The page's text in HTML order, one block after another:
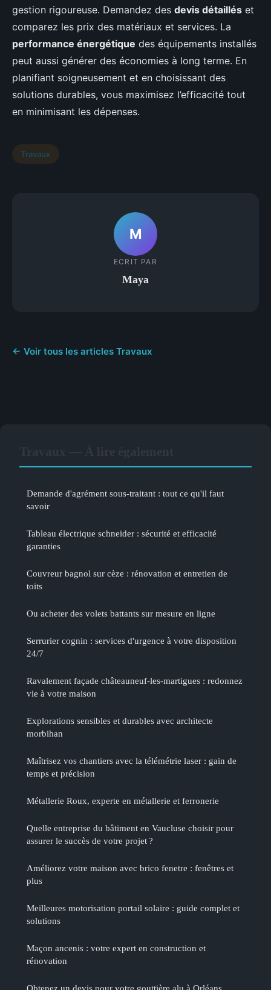
gestion rigoureuse. Demandez des devis détaillés et
comparez les prix des matériaux et services. La
performance énergétique des équipements installés
peut aussi générer des économies à long terme. En
planifiant soigneusement et en choisissant des
solutions durables, vous maximisez l’efficacité tout
en minimisant les dépenses.
Travaux
M
ECRIT PAR
Maya
← Voir tous les articles Travaux
Demande d'agrément sous-traitant : tout ce qu'il faut
savoir
Tableau électrique schneider : sécurité et efficacité
garanties
Couvreur bagnol sur cèze : rénovation et entretien de
toits
Ou acheter des volets battants sur mesure en ligne
Serrurier cognin : services d'urgence à votre disposition
24/7
Ravalement façade châteauneuf-les-martigues : redonnez
vie à votre maison
Explorations sensibles et durables avec architecte
morbihan
Maîtrisez vos chantiers avec la télémétrie laser : gain de
temps et précision
Métallerie Roux, experte en métallerie et ferronerie
Quelle entreprise du bâtiment en Vaucluse choisir pour
assurer le succès de votre projet ?
Améliorez votre maison avec brico fenetre : fenêtres et
plus
Meilleures motorisation portail solaire : guide complet et
solutions
Maçon ancenis : votre expert en construction et
rénovation